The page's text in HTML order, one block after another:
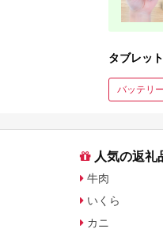
タブレッ
バッテリ
人気の返礼
牛肉
いくら
カニ